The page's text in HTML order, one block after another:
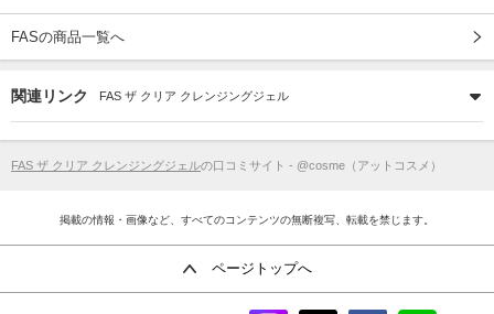
FASの商品一覧へ
関連リンク FAS ザ クリア クレンジングジェル
FAS ザ クリア クレンジングジェルの口コミサイト - @cosme（アットコスメ）
掲載の情報・画像など、すべてのコンテンツの無断複写、転載を禁じます。
ページトップへ